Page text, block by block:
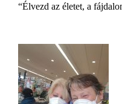
“Élvezd az életet, a